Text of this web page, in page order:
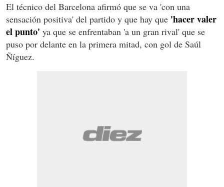
El técnico del Barcelona afirmó que se va 'con una
sensación positiva' del partido y que hay que 'hacer valer
el punto' ya que se enfrentaban 'a un gran rival' que se
puso por delante en la primera mitad, con gol de Saúl
Ñíguez.